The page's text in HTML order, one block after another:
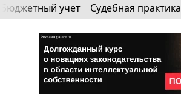
Бюджетный учет Судебная практика